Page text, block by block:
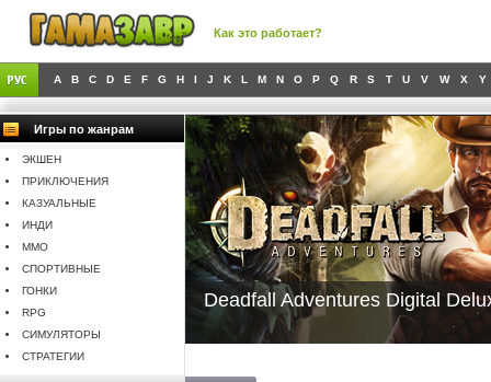
Как это работает?
A B C D E F G H I J K L M N O P Q R S T U V W X Y
Игры по жанрам
ЭКШЕН
ПРИКЛЮЧЕНИЯ
КАЗУАЛЬНЫЕ
ИНДИ
MMO
СПОРТИВНЫЕ
ГОНКИ
RPG
СИМУЛЯТОРЫ
СТРАТЕГИИ
Deadfall Adventures Digital